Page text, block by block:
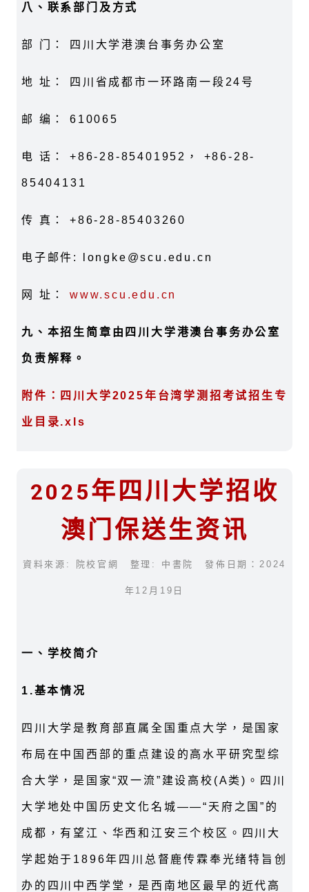
八、联系部门及方式
部 门： 四川大学港澳台事务办公室
地 址： 四川省成都市一环路南一段24号
邮 编： 610065
电 话： +86-28-85401952， +86-28-
85404131
传 真： +86-28-85403260
电子邮件: longke@scu.edu.cn
网 址： www.scu.edu.cn
九、本招生简章由四川大学港澳台事务办公室
负责解释。
附件：四川大学2025年台湾学测招考试招生专
业目录.xls
2025年四川大学招收
澳门保送生资讯
資料來源: 院校官網 整理: 中書院 發佈日期：2024
年12月19日
一、学校简介
1.基本情况
四川大学是教育部直属全国重点大学，是国家
布局在中国西部的重点建设的高水平研究型综
合大学，是国家“双一流”建设高校(A类)。四川
大学地处中国历史文化名城——“天府之国”的
成都，有望江、华西和江安三个校区。四川大
学起始于1896年四川总督鹿传霖奉光绪特旨创
办的四川中西学堂，是西南地区最早的近代高